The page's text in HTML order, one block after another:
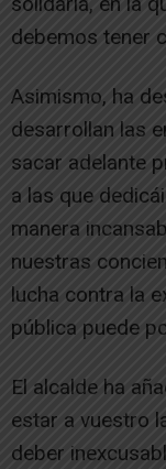
debemos tener
Asimismo, ha
desarrollan las
sacar adelante
a las que
manera
nuestras
lucha contra la
pública puede
El alcalde ha
estar a vuestro
deber